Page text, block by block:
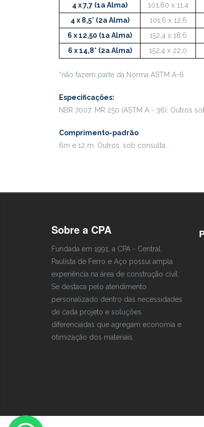
4 x 7,7 (1a Alma)
101,60 x 11,4
4 x 8,5* (2a Alma)
101,6 x 12,6
6 x 12,50 (1a Alma)
152,4 x 18,6
6 x 14,8* (2a Alma)
152,4 x 22,0
*não fazem parte da Norma ASTM A-6
Especificações:
NBR 7007: MR 250 (ASTM A - 36). Outros
Comprimento-padrão
6m e 12 m. Outros, sob consulta.
Sobre a CPA
Fundada em 1991, a CPA - Central
Paulista de Ferro e Aço possui ampla
experiência na área de construção civil.
Se destaca pelo atendimento
personalizado dentro das necessidades
de cada projeto e soluções
diferenciadas que agregam economia e
otimização dos materiais.